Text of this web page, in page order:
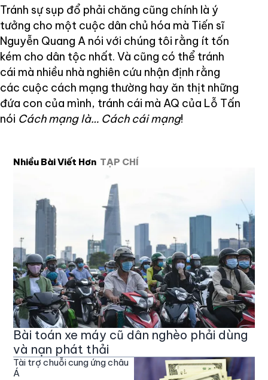
Tránh sự sụp đổ phải chăng cũng chính là ý
tưởng cho một cuộc dân chủ hóa mà Tiến sĩ
Nguyễn Quang A nói với chúng tôi rằng ít tốn
kém cho dân tộc nhất. Và cũng có thể tránh
cái mà nhiều nhà nghiên cứu nhận định rằng
các cuộc cách mạng thường hay ăn thịt những
đứa con của mình, tránh cái mà AQ của Lỗ Tấn
nói Cách mạng là… Cách cái mạng!
Nhiều Bài Viết Hơn TẠP CHÍ
Bài toán xe máy cũ dân nghèo phải dùng
và nạn phát thải
Tài trợ chuỗi cung ứng châu
Á